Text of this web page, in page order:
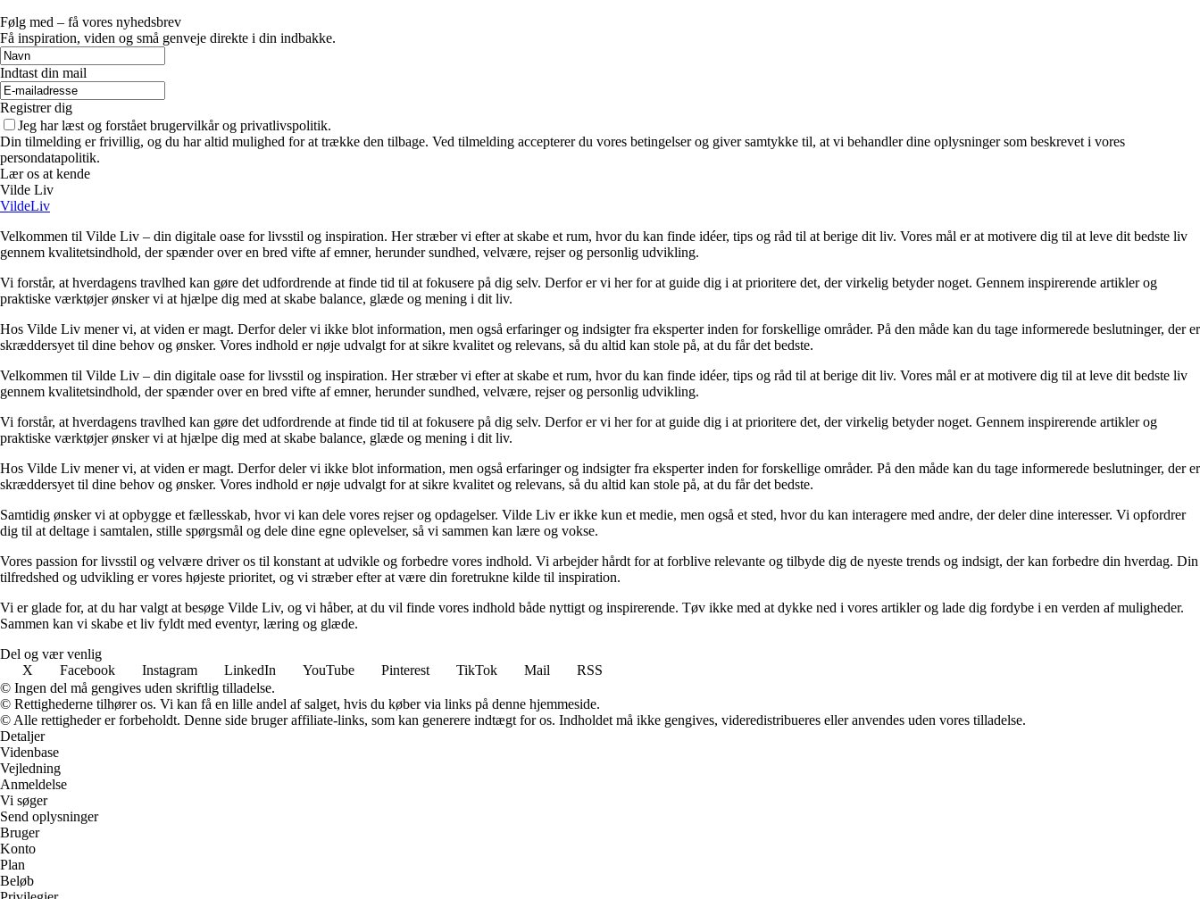
Følg med – få vores nyhedsbrev
Få inspiration, viden og små genveje direkte i din indbakke.
Indtast din mail
Registrer dig
Jeg har læst og forstået brugervilkår og privatlivspolitik.
Din tilmelding er frivillig, og du har altid mulighed for at trække den tilbage. Ved tilmelding accepterer du vores betingelser og giver samtykke til, at vi behandler dine oplysninger som beskrevet i vores
persondatapolitik.
Lær os at kende
Vilde Liv
VildeLiv
Velkommen til Vilde Liv – din digitale oase for livsstil og inspiration. Her stræber vi efter at skabe et rum, hvor du kan finde idéer, tips og råd til at berige dit liv. Vores mål er at motivere dig til at leve dit bedste liv
gennem kvalitetsindhold, der spænder over en bred vifte af emner, herunder sundhed, velvære, rejser og personlig udvikling.
Vi forstår, at hverdagens travlhed kan gøre det udfordrende at finde tid til at fokusere på dig selv. Derfor er vi her for at guide dig i at prioritere det, der virkelig betyder noget. Gennem inspirerende artikler og
praktiske værktøjer ønsker vi at hjælpe dig med at skabe balance, glæde og mening i dit liv.
Hos Vilde Liv mener vi, at viden er magt. Derfor deler vi ikke blot information, men også erfaringer og indsigter fra eksperter inden for forskellige områder. På den måde kan du tage informerede beslutninger, der er
skræddersyet til dine behov og ønsker. Vores indhold er nøje udvalgt for at sikre kvalitet og relevans, så du altid kan stole på, at du får det bedste.
Velkommen til Vilde Liv – din digitale oase for livsstil og inspiration. Her stræber vi efter at skabe et rum, hvor du kan finde idéer, tips og råd til at berige dit liv. Vores mål er at motivere dig til at leve dit bedste liv
gennem kvalitetsindhold, der spænder over en bred vifte af emner, herunder sundhed, velvære, rejser og personlig udvikling.
Vi forstår, at hverdagens travlhed kan gøre det udfordrende at finde tid til at fokusere på dig selv. Derfor er vi her for at guide dig i at prioritere det, der virkelig betyder noget. Gennem inspirerende artikler og
praktiske værktøjer ønsker vi at hjælpe dig med at skabe balance, glæde og mening i dit liv.
Hos Vilde Liv mener vi, at viden er magt. Derfor deler vi ikke blot information, men også erfaringer og indsigter fra eksperter inden for forskellige områder. På den måde kan du tage informerede beslutninger, der er
skræddersyet til dine behov og ønsker. Vores indhold er nøje udvalgt for at sikre kvalitet og relevans, så du altid kan stole på, at du får det bedste.
Samtidig ønsker vi at opbygge et fællesskab, hvor vi kan dele vores rejser og opdagelser. Vilde Liv er ikke kun et medie, men også et sted, hvor du kan interagere med andre, der deler dine interesser. Vi opfordrer
dig til at deltage i samtalen, stille spørgsmål og dele dine egne oplevelser, så vi sammen kan lære og vokse.
Vores passion for livsstil og velvære driver os til konstant at udvikle og forbedre vores indhold. Vi arbejder hårdt for at forblive relevante og tilbyde dig de nyeste trends og indsigt, der kan forbedre din hverdag. Din
tilfredshed og udvikling er vores højeste prioritet, og vi stræber efter at være din foretrukne kilde til inspiration.
Vi er glade for, at du har valgt at besøge Vilde Liv, og vi håber, at du vil finde vores indhold både nyttigt og inspirerende. Tøv ikke med at dykke ned i vores artikler og lade dig fordybe i en verden af muligheder.
Sammen kan vi skabe et liv fyldt med eventyr, læring og glæde.
Del og vær venlig
X
Facebook Instagram LinkedIn YouTube Pinterest TikTok Mail
RSS
© Ingen del må gengives uden skriftlig tilladelse.
© Rettighederne tilhører os. Vi kan få en lille andel af salget, hvis du køber via links på denne hjemmeside.
© Alle rettigheder er forbeholdt. Denne side bruger affiliate-links, som kan generere indtægt for os. Indholdet må ikke gengives, videredistribueres eller anvendes uden vores tilladelse.
Detaljer
Videnbase
Vejledning
Anmeldelse
Vi søger
Send oplysninger
Bruger
Konto
Plan
Beløb